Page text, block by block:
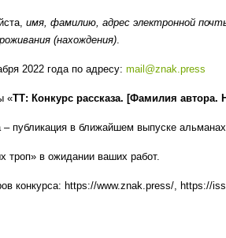
имя, фамилию, адрес электронной
(нахождения).
2022 года по адресу: mail@znak.press
«ТТ: Конкурс рассказа. [Фамилия автора.
– публикация в ближайшем выпуске
троп» в ожидании ваших работ.
конкурса: https://www.znak.press/, https://